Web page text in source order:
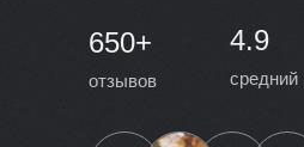
650+
отзывов
4.9
средний